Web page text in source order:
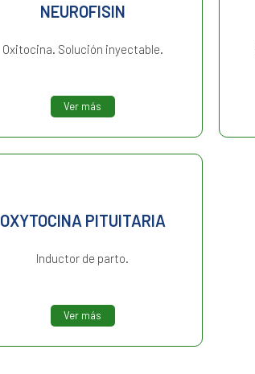
NEUROFISIN
Oxitocina. Solución inyectable.
Ver más
OXYTOCINA PITUITARIA
Inductor de parto.
Ver más